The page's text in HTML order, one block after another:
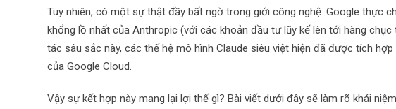
Tuy nhiên, có một sự thật đầy bất ngờ trong giới công nghệ: Google thực
khổng lồ nhất của Anthropic (với các khoản đầu tư lũy kế lên tới hàng chục
tác sâu sắc này, các thế hệ mô hình Claude siêu việt hiện đã được tích
của Google Cloud.
Vậy sự kết hợp này mang lại lợi thế gì? Bài viết dưới đây sẽ làm rõ khái